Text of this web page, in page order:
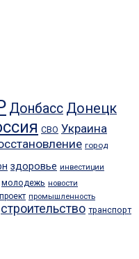
Донбасс Донецк
СВО Украина
город
здоровье инвестиции
молодежь новости
проект промышленность
строительство транспорт